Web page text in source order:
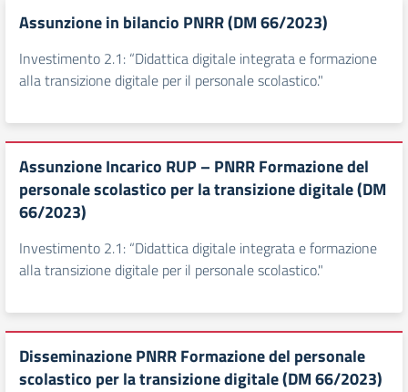
Assunzione in bilancio PNRR (DM 66/2023)
Investimento 2.1: “Didattica digitale integrata e formazione
alla transizione digitale per il personale scolastico."
Assunzione Incarico RUP – PNRR Formazione del
personale scolastico per la transizione digitale (DM
66/2023)
Investimento 2.1: “Didattica digitale integrata e formazione
alla transizione digitale per il personale scolastico."
Disseminazione PNRR Formazione del personale
scolastico per la transizione digitale (DM 66/2023)